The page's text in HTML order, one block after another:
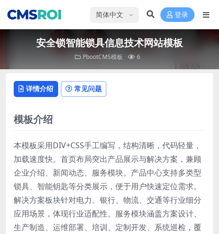
选择语言 登录
安全锁智能锁具信息技术网站模板
PbootCMS模板 6
详情介绍 常见问题
模板介绍
本模板采用DIV+CSS手工编写，结构清晰，代码轻量，
加载速度快。首页布局突出产品展示与解决方案，兼顾
企业介绍、新闻动态、服务模块。产品中心支持多类型
锁具、智能钥匙等分类展示，便于用户快速定位需求。
解决方案板块针对电力、银行、物流、交通等行业细分
应用场景，体现行业适配性。服务模块涵盖方案设计、
生产制造、运维部署、培训、定制开发、系统巡检，覆